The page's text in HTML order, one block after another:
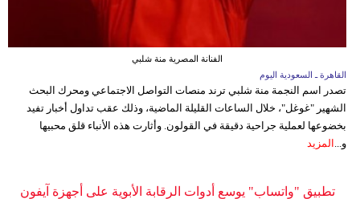
الفنانة المصرية منة شلبي
القاهرة ـ السعودية اليوم
تصدر اسم النجمة منة شلبي ترند منصات التواصل الاجتماعي ومحرك البحث
الشهير "غوغل"، خلال الساعات القليلة الماضية، وذلك عقب تداول أخبار تفيد
بخضوعها لعملية جراحية دقيقة في القولون. وأثارت هذه الأنباء قلق محبيها
و... المزيد
تطبيق "واتساب" يوسع أدوات الرقابة الأبوية على أجهزة آيفون